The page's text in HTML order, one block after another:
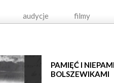
audycje filmy
PAMIĘĆ I
BOLSZEWIKAMI